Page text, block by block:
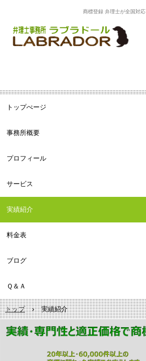
商標登録 弁理士が全国対応
トップぺージ
事務所概要
プロフィール
サービス
実績紹介
料金表
ブログ
Ｑ＆Ａ
トップ › 実績紹介